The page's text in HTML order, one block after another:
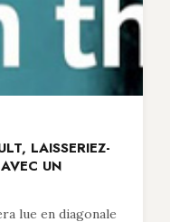
LAISSERIEZ-
UN
lue en diagonale